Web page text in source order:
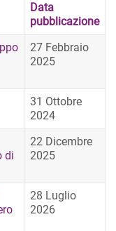
Data
pubblicazione
27 Febbraio
2025
31 Ottobre
2024
di
22 Dicembre
2025
28 Luglio
2026